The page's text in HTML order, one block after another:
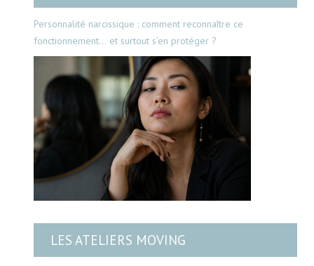
Personnalité narcissique : comment reconnaître ce
fonctionnement… et surtout s’en protéger ?
LES ATELIERS MOVING